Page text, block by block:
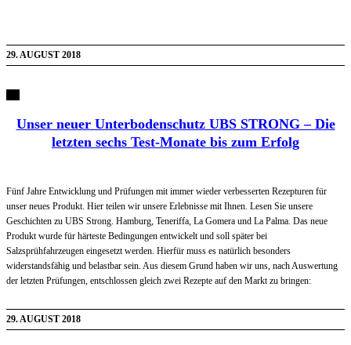
29. AUGUST 2018
Unser neuer Unterbodenschutz UBS STRONG – Die
letzten sechs Test-Monate bis zum Erfolg
Fünf Jahre Entwicklung und Prüfungen mit immer wieder verbesserten Rezepturen für
unser neues Produkt. Hier teilen wir unsere Erlebnisse mit Ihnen. Lesen Sie unsere
Geschichten zu UBS Strong. Hamburg, Teneriffa, La Gomera und La Palma. Das neue
Produkt wurde für härteste Bedingungen entwickelt und soll später bei
Salzsprühfahrzeugen eingesetzt werden. Hierfür muss es natürlich besonders
widerstandsfähig und belastbar sein. Aus diesem Grund haben wir uns, nach Auswertung
der letzten Prüfungen, entschlossen gleich zwei Rezepte auf den Markt zu bringen:
29. AUGUST 2018